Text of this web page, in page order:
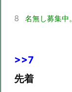
8 名無し募集中
>>7
先着